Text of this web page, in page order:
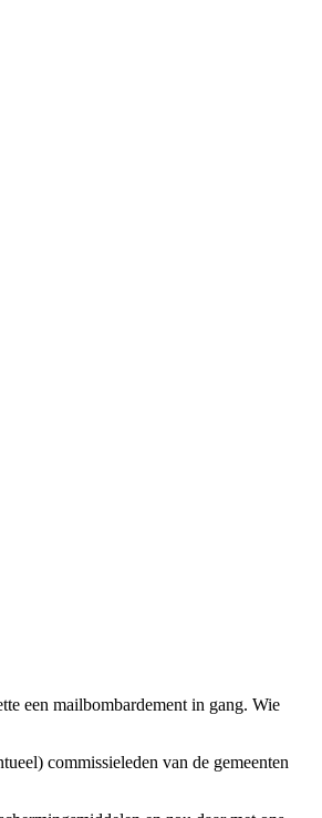
een mailbombardement in gang. Wie
commissieleden van de gemeenten